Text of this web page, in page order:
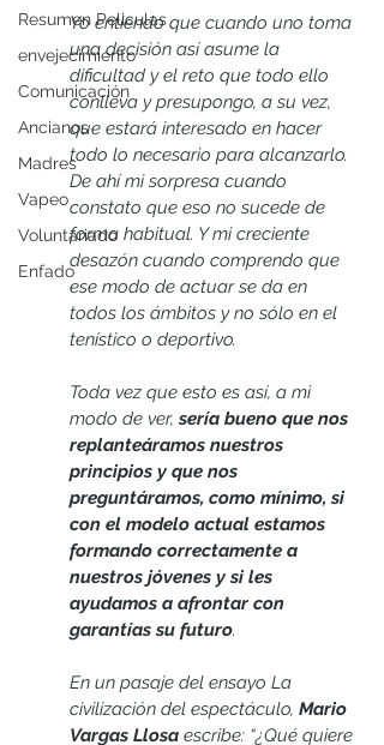
Resumen Peliculas
envejecimiento
Comunicación
Ancianos
Madres
Vapeo
Voluntariado
Enfado
Yo entiendo que cuando uno toma
una decisión así asume la
dificultad y el reto que todo ello
conlleva y presupongo, a su vez,
que estará interesado en hacer
todo lo necesario para alcanzarlo.
De ahí mi sorpresa cuando
constato que eso no sucede de
forma habitual. Y mi creciente
desazón cuando comprendo que
ese modo de actuar se da en
todos los ámbitos y no sólo en el
tenístico o deportivo.
Toda vez que esto es así, a mi
modo de ver, sería bueno que nos
replanteáramos nuestros
principios y que nos
preguntáramos, como mínimo, si
con el modelo actual estamos
formando correctamente a
nuestros jóvenes y si les
ayudamos a afrontar con
garantías su futuro.
En un pasaje del ensayo La
civilización del espectáculo, Mario
Vargas Llosa escribe: “¿Qué quiere